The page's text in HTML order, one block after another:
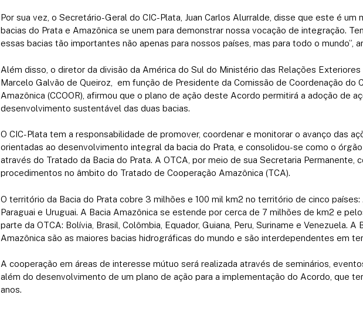
Por sua vez, o Secretário-Geral do CIC-Plata, Juan Carlos Alurralde, disse que este é um
bacias do Prata e Amazônica se unem para demonstrar nossa vocação de integração.
essas bacias tão importantes não apenas para nossos países, mas para todo o mundo”,
Além disso, o diretor da divisão da América do Sul do Ministério das Relações Exteriores
Marcelo Galvão de Queiroz, em função de Presidente da Comissão de Coordenação do
Amazônica (CCOOR), afirmou que o plano de ação deste Acordo permitirá a adoção de
desenvolvimento sustentável das duas bacias.
O CIC-Plata tem a responsabilidade de promover, coordenar e monitorar o avanço das
orientadas ao desenvolvimento integral da bacia do Prata, e consolidou-se como o
através do Tratado da Bacia do Prata. A OTCA, por meio de sua Secretaria Permanente,
procedimentos no âmbito do Tratado de Cooperação Amazônica (TCA).
O território da Bacia do Prata cobre 3 milhões e 100 mil km2 no território de cinco países:
Paraguai e Uruguai. A Bacia Amazônica se estende por cerca de 7 milhões de km2 e
parte da OTCA: Bolívia, Brasil, Colômbia, Equador, Guiana, Peru, Suriname e Venezuela. A
Amazônica são as maiores bacias hidrográficas do mundo e são interdependentes em
A cooperação em áreas de interesse mútuo será realizada através de seminários,
além do desenvolvimento de um plano de ação para a implementação do Acordo, que
anos.